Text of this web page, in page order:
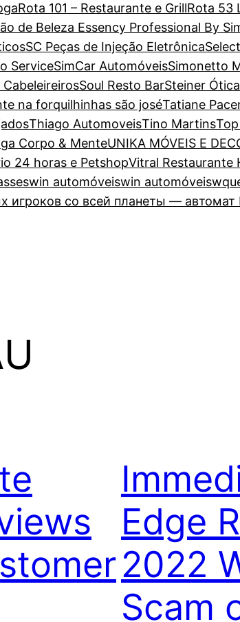
Rota 101 – Restaurante e GrillRota 53
de Beleza Essency Professional By
SC Peças de Injeção Eletrônica
ServiceSimCar AutomóveisSimonetto
CabeleireirosSoul Resto BarSteiner
na forquilhinhas são joséTatiane
Thiago AutomoveisTino Martins
Corpo & MenteUNIKA MÓVEIS E
24 horas e PetshopVitral Restaurante
win automóveiswin automóveis
игроков со всей планеты —
Edge
2022
Scam